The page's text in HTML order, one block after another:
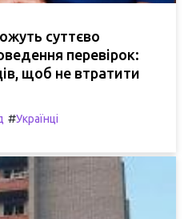
суттєво
перевірок:
щоб не втратити
#Українці